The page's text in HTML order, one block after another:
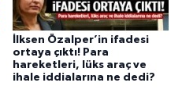
İlksen Özalper’in ifadesi
ortaya çıktı! Para
hareketleri, lüks araç ve
ihale iddialarına ne dedi?